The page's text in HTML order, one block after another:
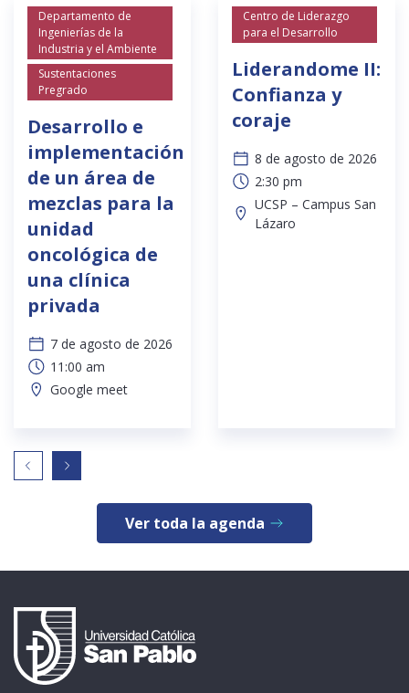
Departamento de
Ingenierías de la
Industria y el Ambiente
Sustentaciones
Pregrado
Desarrollo e
implementación
de un área de
mezclas para la
unidad
oncológica de
una clínica
privada
7 de agosto de 2026
11:00 am
Google meet
Centro de Liderazgo
para el Desarrollo
Liderandome II:
Confianza y
coraje
8 de agosto de 2026
2:30 pm
UCSP – Campus San
Lázaro
Ver toda la agenda